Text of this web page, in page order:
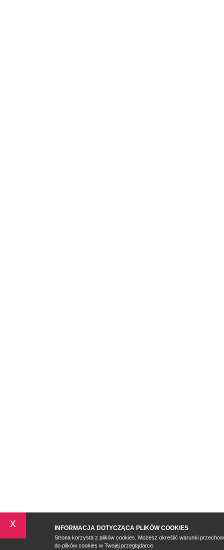
x INFORMACJA DOTYCZĄCA PLIKÓW COOKIES
Strona korzysta z plików cookies. Możesz określić warunki
do plików cookies w Twojej przeglądarce.